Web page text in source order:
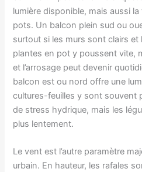
lumière disponible, mais aussi
pots. Un balcon plein sud ou
surtout si les murs sont clairs et
plantes en pot y poussent vite,
et l’arrosage peut devenir
balcon est ou nord offre une
cultures-feuilles y sont souvent
de stress hydrique, mais les
plus lentement.
Le vent est l’autre paramètre
urbain. En hauteur, les rafales